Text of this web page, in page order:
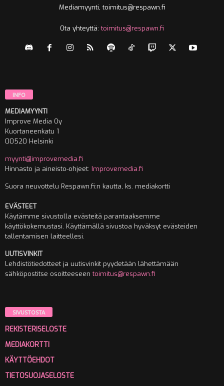
Mediamyynti, toimitus@respawn.fi
Ota yhteyttä:toimitus@respawn.fi
INFO
MEDIAMYYNTI
Improve Media Oy
Kuortaneenkatu 1
00520 Helsinki
myynti@improvemedia.fi
Hinnasto ja aineisto-ohjeet: Improvemedia.fi
Suora neuvottelu Respawn.fi:n kautta, ks. mediakortti
EVÄSTEET
Käytämme sivustolla evästeitä parantaaksemme
käyttökokemustasi. Käyttämällä sivustoa hyväksyt evästeiden
tallentamisen laitteellesi.
UUTISVINKIT
Lehdistötiedotteet ja uutisvinkit pyydetään lähettämään
sähköpostitse osoitteeseentoimitus@respawn.fi
SIVUSTOSTA
REKISTERISELOSTE
MEDIAKORTTI
KÄYTTÖEHDOT
TIETOSUOJASELOSTE